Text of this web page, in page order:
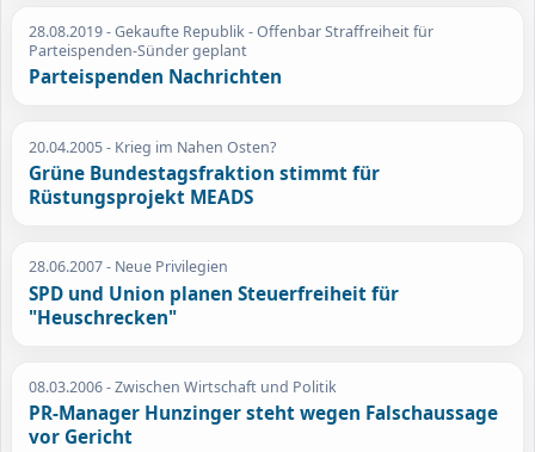
28.08.2019- Gekaufte Republik - Offenbar Straffreiheit für
Parteispenden-Sünder geplant
Parteispenden Nachrichten
20.04.2005- Krieg im Nahen Osten?
Grüne Bundestagsfraktion stimmt für
Rüstungsprojekt MEADS
28.06.2007- Neue Privilegien
SPD und Union planen Steuerfreiheit für
"Heuschrecken"
08.03.2006- Zwischen Wirtschaft und Politik
PR-Manager Hunzinger steht wegen Falschaussage
vor Gericht